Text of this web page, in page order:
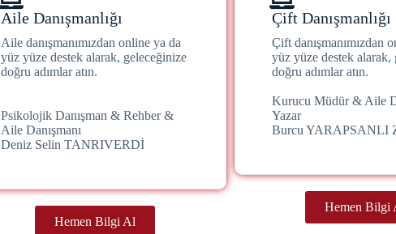
Aile Danışmanlığı
Aile danışmanımızdan online ya da
yüz yüze destek alarak, geleceğinize
doğru adımlar atın.
Psikolojik Danışman & Rehber &
Aile Danışmanı
Deniz Selin TANRIVERDİ
Hemen Bilgi Al
Çift Danışmanlığı
Çift danışmanımızdan
yüz yüze destek alarak,
doğru adımlar atın.
Kurucu Müdür & Aile
Yazar
Burcu YARAPSANLI
Hemen Bilgi